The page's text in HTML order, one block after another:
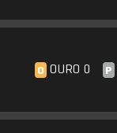
O OURO 0 P